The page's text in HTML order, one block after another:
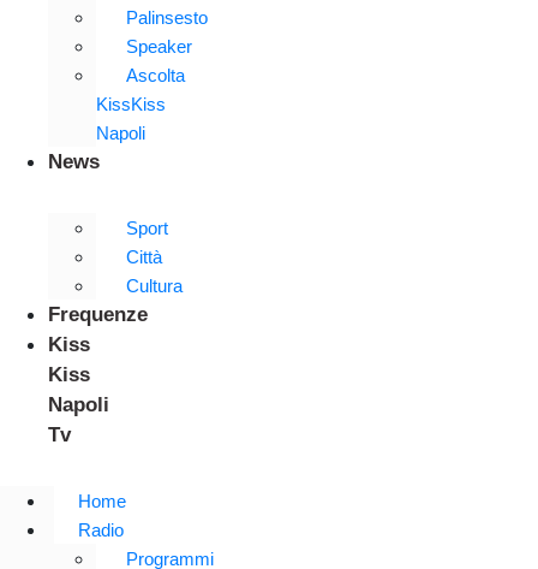
Palinsesto
Speaker
Ascolta
KissKiss
Napoli
News
Sport
Città
Cultura
Frequenze
Kiss
Kiss
Napoli
Tv
Home
Radio
Programmi